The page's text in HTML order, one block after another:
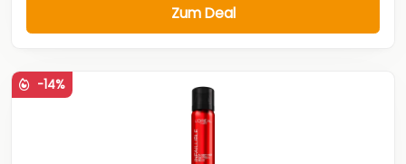
Zum Deal
-14%